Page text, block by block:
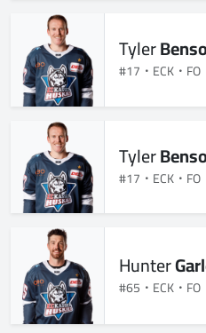
Tyler
#17 ECK FO
Tyler
#17 ECK FO
Hunter
#65 ECK FO